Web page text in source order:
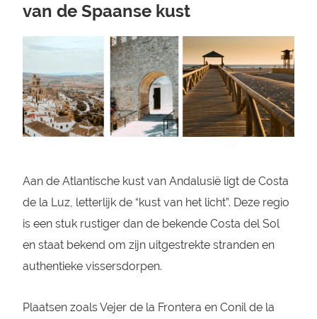
van de Spaanse kust
Aan de Atlantische kust van Andalusië ligt de Costa
de la Luz, letterlijk de “kust van het licht”. Deze regio
is een stuk rustiger dan de bekende Costa del Sol
en staat bekend om zijn uitgestrekte stranden en
authentieke vissersdorpen.
Plaatsen zoals Vejer de la Frontera en Conil de la